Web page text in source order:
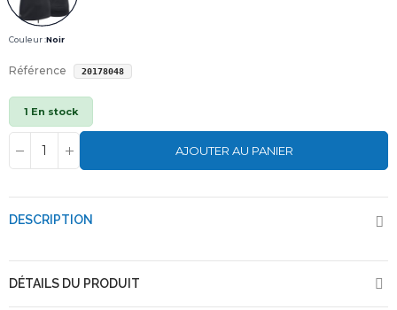
Couleur :Noir
Référence 20178048
1 En stock
AJOUTER AU PANIER
DESCRIPTION
DÉTAILS DU PRODUIT